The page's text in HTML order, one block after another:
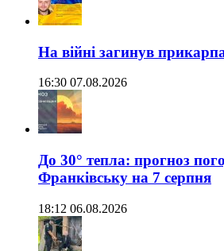
На війні загинув
16:30 07.08.2026
До 30° тепла: прогноз
Франківську на 7 серпня
18:12 06.08.2026